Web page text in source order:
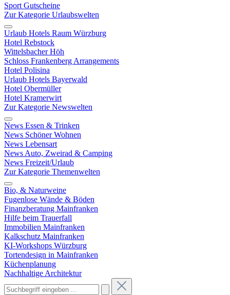
Sport Gutscheine
Zur Kategorie Urlaubswelten
Urlaub Hotels Raum Würzburg
Hotel Rebstock
Wittelsbacher Höh
Schloss Frankenberg Arrangements
Hotel Polisina
Urlaub Hotels Bayerwald
Hotel Obermüller
Hotel Kramerwirt
Zur Kategorie Newswelten
News Essen & Trinken
News Schöner Wohnen
News Lebensart
News Auto, Zweirad & Camping
News Freizeit/Urlaub
Zur Kategorie Themenwelten
Bio, & Naturweine
Fugenlose Wände & Böden
Finanzberatung Mainfranken
Hilfe beim Trauerfall
Immobilien Mainfranken
Kalkschutz Mainfranken
KI-Workshops Würzburg
Tortendesign in Mainfranken
Küchenplanung
Nachhaltige Architektur